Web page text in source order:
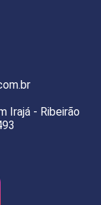
Irajá - Ribeirão